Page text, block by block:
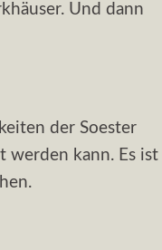
Und dann
der Soester
werden kann. Es ist